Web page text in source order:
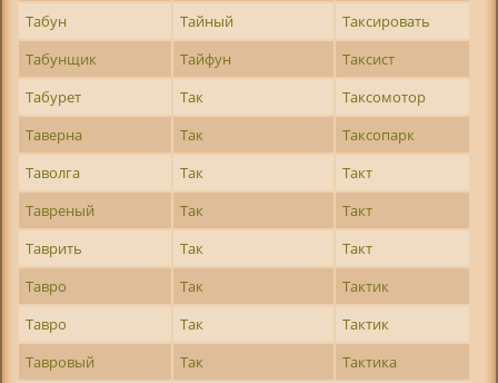
Табун
Тайный
Таксировать
Табунщик
Тайфун
Таксист
Табурет
Так
Таксомотор
Таверна
Так
Таксопарк
Таволга
Так
Такт
Тавреный
Так
Такт
Таврить
Так
Такт
Тавро
Так
Тактик
Тавро
Так
Тактик
Тавровый
Так
Тактика